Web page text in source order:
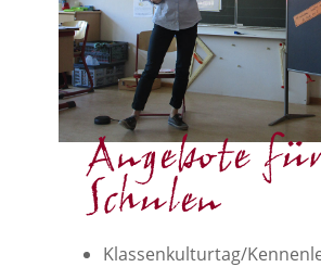
Angebote
Schulen
Klassenkulturtag/